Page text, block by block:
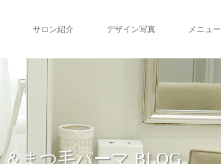
サロン紹介 デザイン写真 メニュー
まつ毛パーマ BLOG